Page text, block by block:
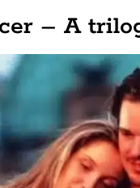
– A